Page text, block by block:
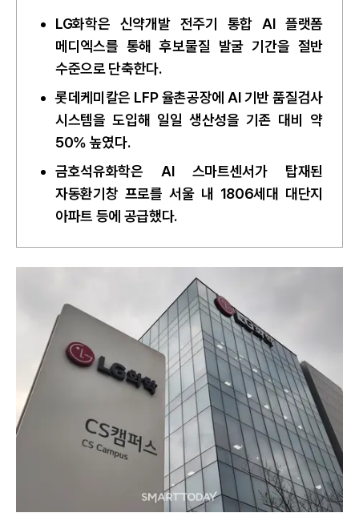
LG화학은 신약개발 전주기 통합 AI 플랫폼
메디엑스를 통해 후보물질 발굴 기간을 절반
수준으로 단축한다.
롯데케미칼은 LFP 율촌공장에 AI 기반 품질검사
시스템을 도입해 일일 생산성을 기존 대비 약
50% 높였다.
금호석유화학은 AI 스마트센서가 탑재된
자동환기창 프로를 서울 내 1806세대 대단지
아파트 등에 공급했다.